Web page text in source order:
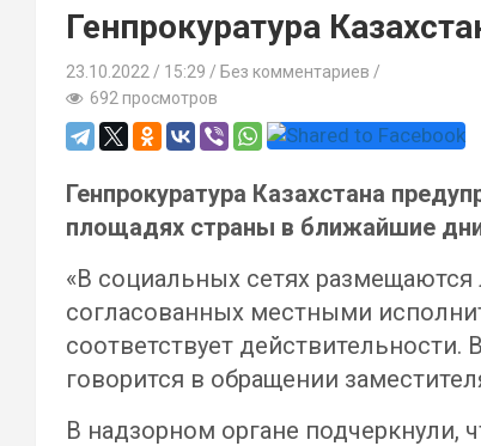
Генпрокуратура
23.10.2022 15:29 / Без комментариев
692 просмотров
Генпрокуратура Казахстана
площадях страны в ближайшие
«В социальных сетях
согласованных местными
соответствует
говорится в обращении
В надзорном органе подчеркнули,